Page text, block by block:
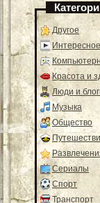
Другое
Интересное
Красота и
Люди и
Музыка
Общество
Сериалы
Спорт
Транспорт